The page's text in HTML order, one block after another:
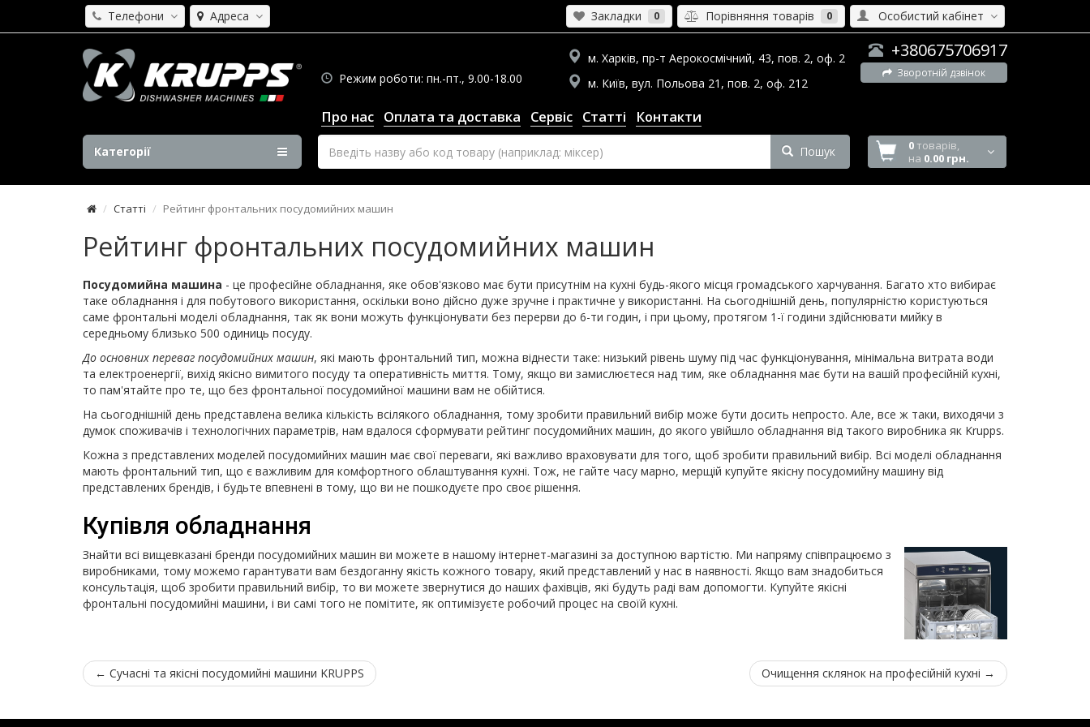
Особистий кабінет
Телефони Адреса Закладки 0 Порівняння товарів 0
Режим роботи: пн.-пт., 9.00-18.00
м. Харків, пр-т Аерокосмічний, 43, пов. 2, оф. 2
м. Київ, вул. Польова 21, пов. 2, оф. 212
+380675706917
Зворотній дзвінок
Про нас Оплата та доставка Сервіс Статті Контакти
Пошук 0товарів,
на 0.00 грн.
Категорії
Статті Рейтинг фронтальних посудомийних машин
Рейтинг фронтальних посудомийних машин
Посудомийна машина - це професійне обладнання, яке обов'язково має бути присутнім на кухні будь-якого місця громадського харчування. Багато хто вибирає
таке обладнання і для побутового використання, оскільки воно дійсно дуже зручне і практичне у використанні. На сьогоднішній день, популярністю користуються
саме фронтальні моделі обладнання, так як вони можуть функціонувати без перерви до 6-ти годин, і при цьому, протягом 1-ї години здійснювати мийку в
середньому близько 500 одиниць посуду.
До основних переваг посудомийних машин, які мають фронтальний тип, можна віднести таке: низький рівень шуму під час функціонування, мінімальна витрата води
та електроенергії, вихід якісно вимитого посуду та оперативність миття. Тому, якщо ви замислюєтеся над тим, яке обладнання має бути на вашій професійній кухні,
то пам'ятайте про те, що без фронтальної посудомийної машини вам не обійтися.
На сьогоднішній день представлена велика кількість всілякого обладнання, тому зробити правильний вибір може бути досить непросто. Але, все ж таки, виходячи з
думок споживачів і технологічних параметрів, нам вдалося сформувати рейтинг посудомийних машин, до якого увійшло обладнання від такого виробника як Krupps.
Кожна з представлених моделей посудомийних машин має свої переваги, які важливо враховувати для того, щоб зробити правильний вибір. Всі моделі обладнання
мають фронтальний тип, що є важливим для комфортного облаштування кухні. Тож, не гайте часу марно, мерщій купуйте якісну посудомийну машину від
представлених брендів, і будьте впевнені в тому, що ви не пошкодуєте про своє рішення.
Купівля обладнання
Знайти всі вищевказані бренди посудомийних машин ви можете в нашому інтернет-магазині за доступною вартістю. Ми напряму співпрацюємо з
виробниками, тому можемо гарантувати вам бездоганну якість кожного товару, який представлений у нас в наявності. Якщо вам знадобиться
консультація, щоб зробити правильний вибір, то ви можете звернутися до наших фахівців, які будуть раді вам допомогти. Купуйте якісні
фронтальні посудомийні машини, і ви самі того не помітите, як оптимізуєте робочий процес на своїй кухні.
← Сучасні та якісні посудомийні машини KRUPPS Очищення склянок на професійній кухні →